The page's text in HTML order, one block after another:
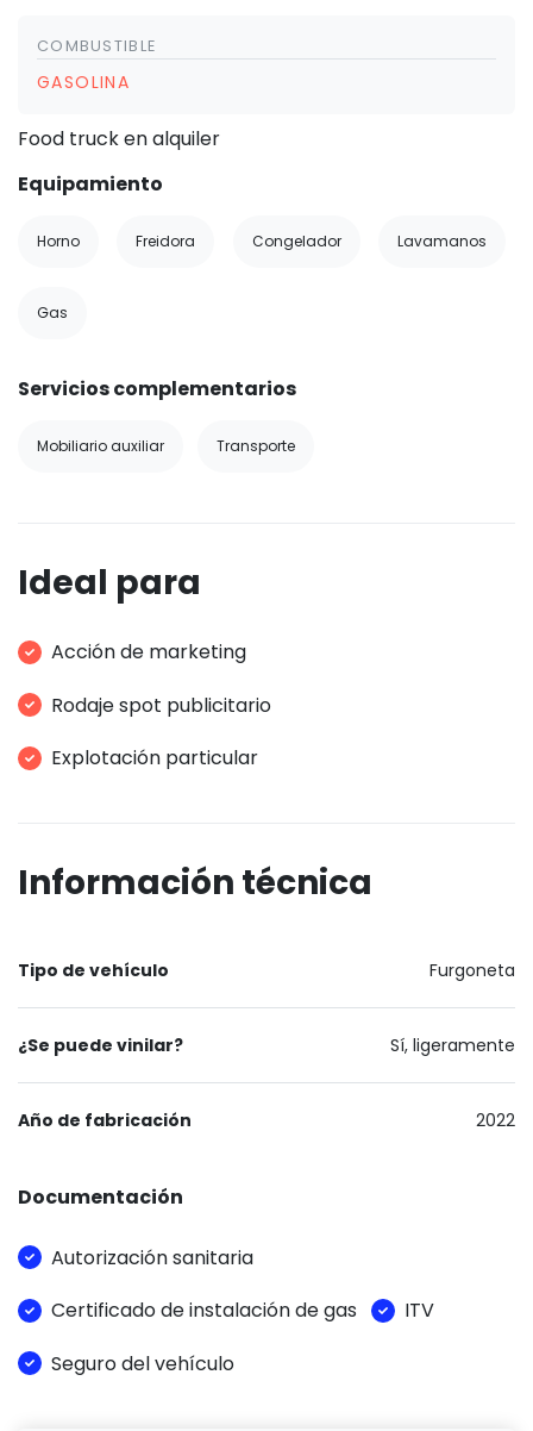
COMBUSTIBLE
GASOLINA
Food truck en alquiler
Equipamiento
Horno Freidora Congelador Lavamanos
Gas
Servicios complementarios
Mobiliario auxiliar Transporte
Ideal para
Acción de marketing
Rodaje spot publicitario
Explotación particular
Información técnica
Tipo de vehículo Furgoneta
¿Se puede vinilar? Sí, ligeramente
Año de fabricación 2022
Documentación
Autorización sanitaria
Certificado de instalación de gas
ITV
Seguro del vehículo